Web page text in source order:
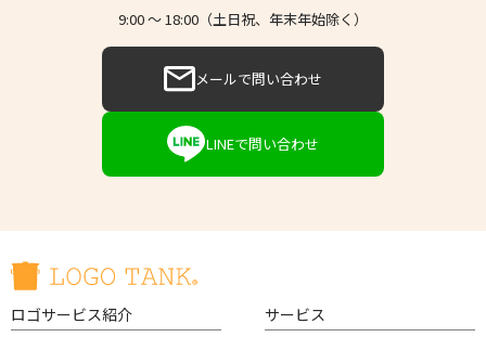
9:00 〜 18:00（土日祝、年末年始除く）
メールで問い合わせ
LINEで問い合わせ
ロゴサービス紹介
サービス